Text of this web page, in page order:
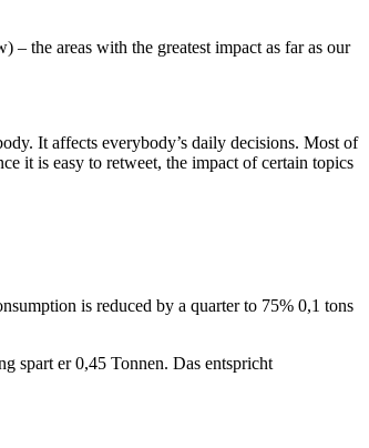
the areas with the greatest impact as far as our
It affects everybody’s daily decisions. Most of
it is easy to retweet, the impact of certain topics
is reduced by a quarter to 75% 0,1 tons
spart er 0,45 Tonnen. Das entspricht